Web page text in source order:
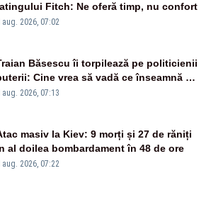
Fitch: Ne oferă timp, nu confort
aug. 2026, 07:02
Băsescu îi torpilează pe politicienii
Cine vrea să vadă ce înseamnă să
prost, se uită la România
aug. 2026, 07:13
masiv la Kiev: 9 morți și 27 de răniți
al doilea bombardament în 48 de ore
aug. 2026, 07:22